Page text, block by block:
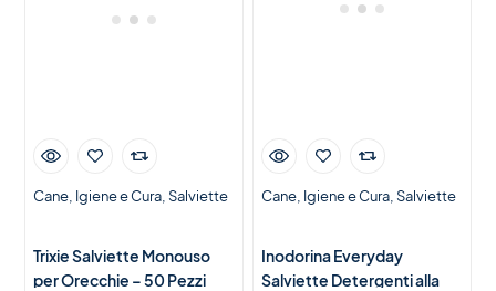
Cane Igiene e Cura Salviette
Trixie Salviette Monouso
per Orecchie – 50 Pezzi
Cane Igiene e Cura Salviette
Inodorina Everyday
Salviette Detergenti alla